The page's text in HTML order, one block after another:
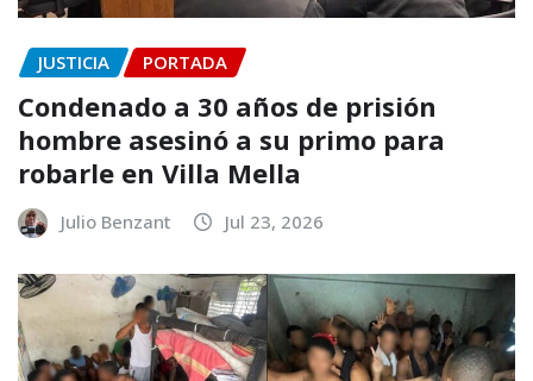
JUSTICIA PORTADA
Condenado a 30 años de prisión
hombre asesinó a su primo para
robarle en Villa Mella
Julio Benzant Jul 23, 2026